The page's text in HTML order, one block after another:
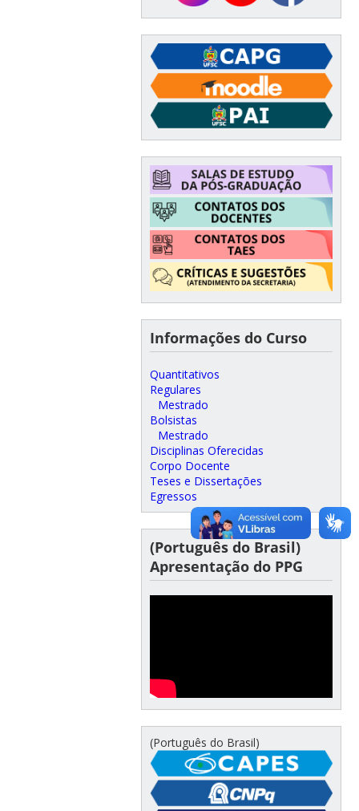
Informações do Curso
Quantitativos
Regulares
Mestrado
Bolsistas
Mestrado
Disciplinas Oferecidas
Corpo Docente
Teses e Dissertações
Egressos
(Português do Brasil)
Apresentação do PPG
(Português do Brasil)